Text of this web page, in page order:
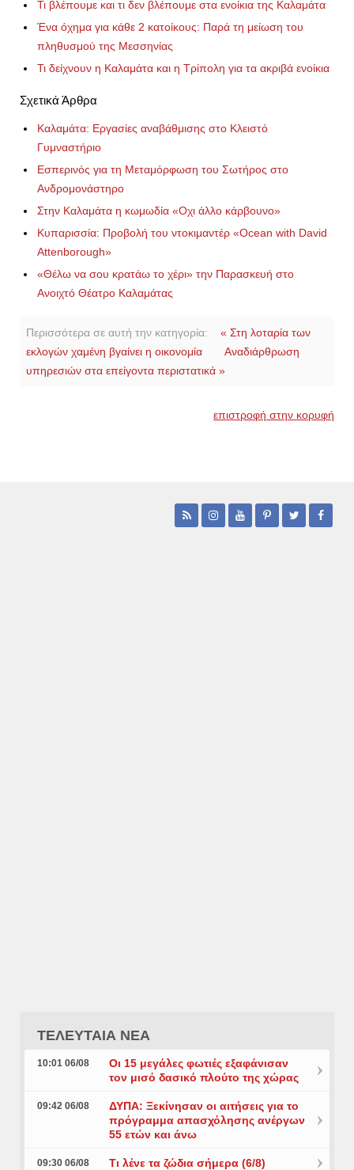
Τι βλέπουμε και τι δεν βλέπουμε στα ενοίκια της Καλαμάτα
Ένα όχημα για κάθε 2 κατοίκους: Παρά τη μείωση του
πληθυσμού της Μεσσηνίας
Τι δείχνουν η Καλαμάτα και η Τρίπολη για τα ακριβά ενοίκια
Σχετικά Άρθρα
Καλαμάτα: Εργασίες αναβάθμισης στο Κλειστό
Γυμναστήριο
Εσπερινός για τη Μεταμόρφωση του Σωτήρος στο
Ανδρομονάστηρο
Στην Καλαμάτα η κωμωδία «Οχι άλλο κάρβουνο»
Κυπαρισσία: Προβολή του ντοκιμαντέρ «Ocean with David
Attenborough»
«Θέλω να σου κρατάω το χέρι» την Παρασκευή στο
Ανοιχτό Θέατρο Καλαμάτας
Περισσότερα σε αυτή την κατηγορία:
« Στη λοταρία των
εκλογών χαμένη βγαίνει η οικονομία
Αναδιάρθρωση
υπηρεσιών στα επείγοντα περιστατικά »
επιστροφή στην κορυφή
ΤΕΛΕΥΤΑΙΑ ΝΕΑ
10:01 06/08
Οι 15 μεγάλες φωτιές εξαφάνισαν
τον μισό δασικό πλούτο της χώρας
09:42 06/08
ΔΥΠΑ: Ξεκίνησαν οι αιτήσεις για το
πρόγραμμα απασχόλησης ανέργων
55 ετών και άνω
09:30 06/08 Τι λένε τα ζώδια σήμερα (6/8)